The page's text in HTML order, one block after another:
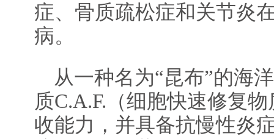
症、骨质疏松症和关节炎
病。
从一种名为“昆布”的海
质C.A.F.（细胞快速修复
收能力，并具备抗慢性炎